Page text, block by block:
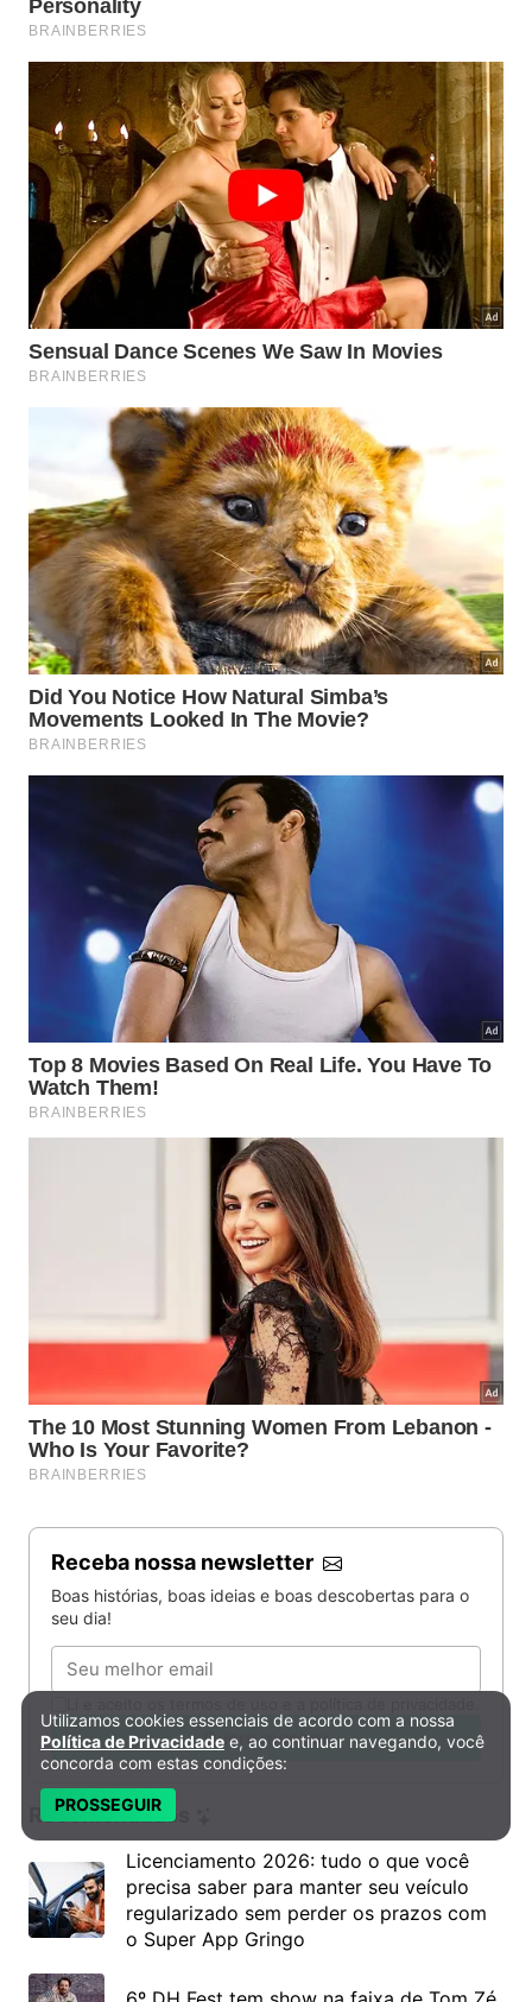
Receba nossa newsletter
Boas histórias, boas ideias e boas descobertas para o
seu dia!
Email
Quero receber
Recomendados
Licenciamento 2026: tudo o que você
precisa saber para manter seu veículo
regularizado sem perder os prazos com
o Super App Gringo
Política de Privacidade e Cookies
Utilizamos cookies essenciais de acordo com a nossa
Política de Privacidade e, ao continuar navegando, você
concorda com estas condições:
PROSSEGUIR